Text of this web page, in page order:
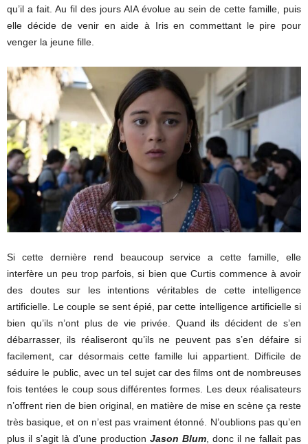
qu’il a fait. Au fil des jours AIA évolue au sein de cette famille, puis
elle décide de venir en aide à Iris en commettant le pire pour
venger la jeune fille.
Si cette dernière rend beaucoup service a cette famille, elle
interfère un peu trop parfois, si bien que Curtis commence à avoir
des doutes sur les intentions véritables de cette intelligence
artificielle. Le couple se sent épié, par cette intelligence artificielle si
bien qu’ils n’ont plus de vie privée. Quand ils décident de s’en
débarrasser, ils réaliseront qu’ils ne peuvent pas s’en défaire si
facilement, car désormais cette famille lui appartient. Difficile de
séduire le public, avec un tel sujet car des films ont de nombreuses
fois tentées le coup sous différentes formes. Les deux réalisateurs
n’offrent rien de bien original, en matière de mise en scène ça reste
très basique, et on n’est pas vraiment étonné. N’oublions pas qu’en
plus il s’agit là d’une production Jason Blum, donc il ne fallait pas